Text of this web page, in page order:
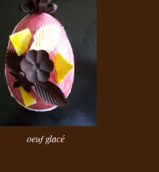
oeuf glacé